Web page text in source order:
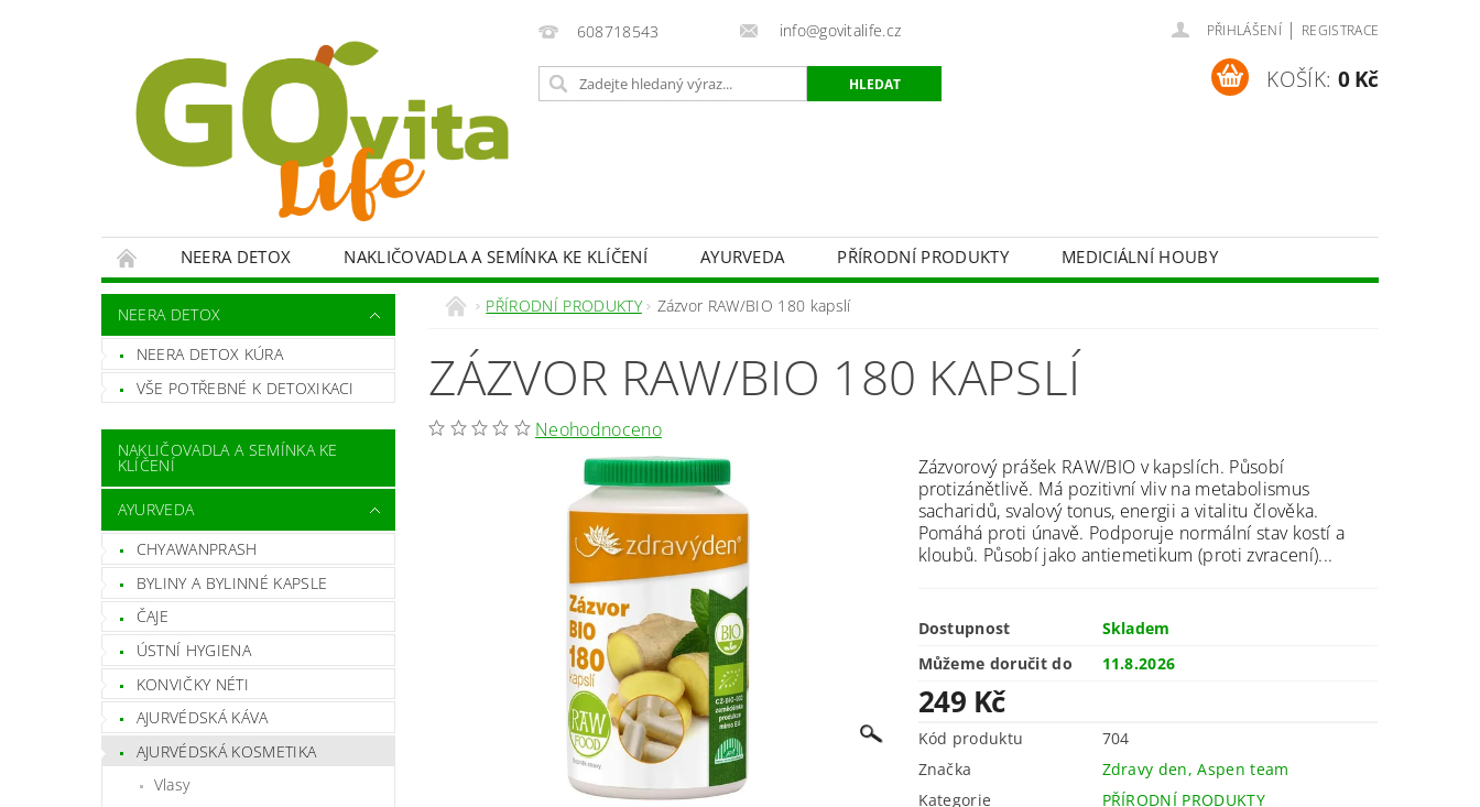
608718543 info@govitalife.cz PŘIHLÁŠENÍ | REGISTRACE
KOŠÍK: 0 Kč
NEERA DETOX NAKLIČOVADLA A SEMÍNKA KE KLÍČENÍ AYURVEDA PŘÍRODNÍ PRODUKTY
MEDICIÁLNÍ HOUBY
VITAMÍNY, MINERÁLY
KOKOSOVÉ PRODUKTY SLADIDLA ZDRAVÁ SNÍDANĚ
SPOTŘEBIČE
OBCHODNÍ PODMÍNKY
NEERA DETOX
NEERA DETOX KÚRA
VŠE POTŘEBNÉ K DETOXIKACI
NAKLIČOVADLA A SEMÍNKA KE
KLÍČENÍ
AYURVEDA
CHYAWANPRASH
BYLINY A BYLINNÉ KAPSLE
ČAJE
ÚSTNÍ HYGIENA
KONVIČKY NÉTI
AJURVÉDSKÁ KÁVA
AJURVÉDSKÁ KOSMETIKA
Vlasy
PŘÍRODNÍ PRODUKTY Zázvor RAW/BIO 180 kapslí
ZÁZVOR RAW/BIO 180 KAPSLÍ
Neohodnoceno
Zázvorový prášek RAW/BIO v kapslích. Působí
protizánětlivě. Má pozitivní vliv na metabolismus
sacharidů, svalový tonus, energii a vitalitu člověka.
Pomáhá proti únavě. Podporuje normální stav kostí a
kloubů. Působí jako antiemetikum (proti zvracení)...
Dostupnost
Skladem
Můžeme doručit do
11.8.2026
249 Kč
Kód produktu
704
Značka
Zdravy den, Aspen team
Kategorie
PŘÍRODNÍ PRODUKTY